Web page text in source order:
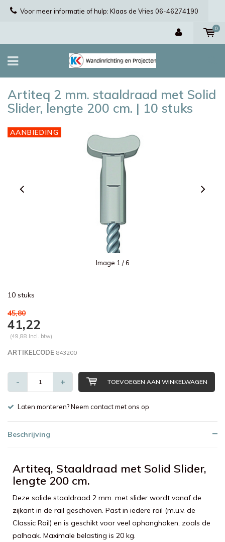
Voor meer informatie of hulp: Klaas de Vries 06-46274190
0
Artiteq 2 mm. staaldraad met Solid
Slider, lengte 200 cm. | 10 stuks
AANBIEDING
Image 1 / 6
10 stuks
45,80
41,22
(49,88 Incl. btw)
ARTIKELCODE 843200
- + TOEVOEGEN AAN WINKELWAGEN
Laten monteren? Neem contact met ons op
Beschrijving
Artiteq, Staaldraad met Solid Slider,
lengte 200 cm.
Deze solide staaldraad 2 mm. met slider wordt vanaf de
zijkant in de rail geschoven. Past in iedere rail (m.u.v. de
Classic Rail) en is geschikt voor veel ophanghaken, zoals de
palhaak. Maximale belasting is 20 kg.